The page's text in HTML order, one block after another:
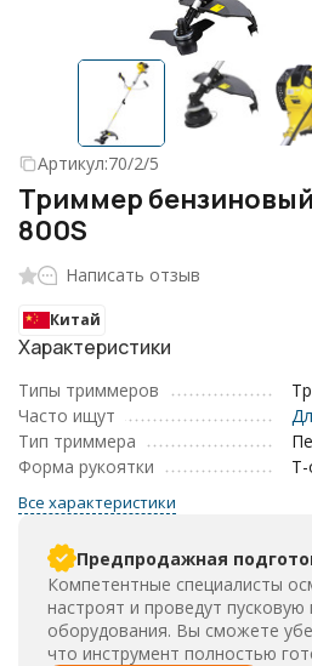
Артикул:70/2/5
Триммер
800S
Написать отзыв
Китай
Характеристики
Типы триммеров
Часто ищут
Тип триммера
Форма рукоятки
Т-
Все характеристики
Предпродажная
Компетентные специалисты
настроят и проведут пусковую
оборудования. Вы сможете
что инструмент полностью